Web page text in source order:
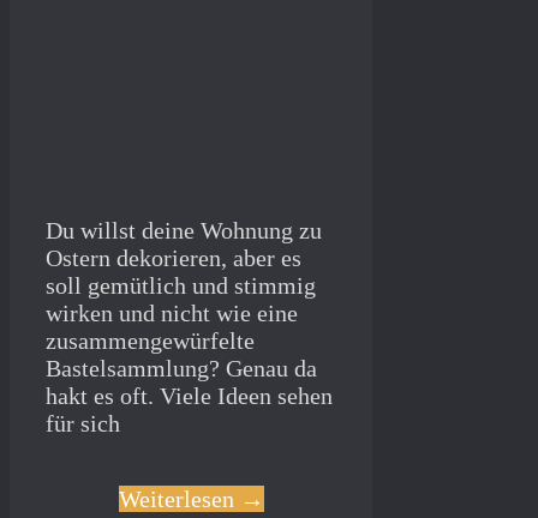
Du willst deine Wohnung zu
Ostern dekorieren, aber es
soll gemütlich und stimmig
wirken und nicht wie eine
zusammengewürfelte
Bastelsammlung? Genau da
hakt es oft. Viele Ideen sehen
für sich
Weiterlesen →